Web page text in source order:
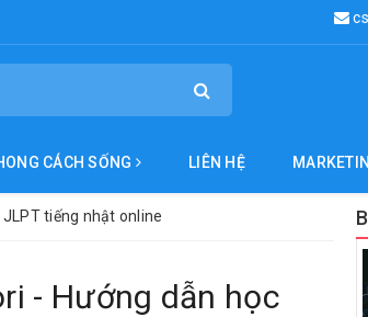
CÁCH SỐNG LIÊN HỆ
tiếng nhật online
- Hướng dẫn học